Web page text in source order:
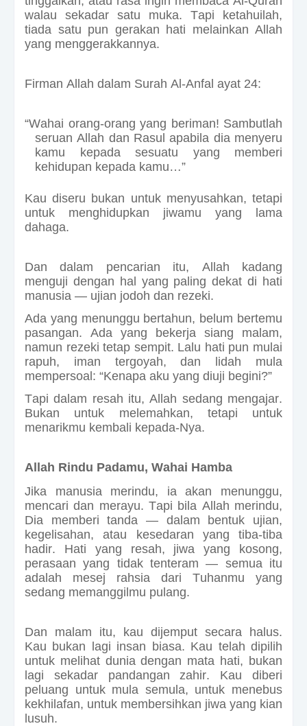
walau sekadar satu muka. Tapi ketahuilah,
tiada satu pun gerakan hati melainkan Allah
yang menggerakkannya.
Firman Allah dalam Surah Al-Anfal ayat 24:
“Wahai orang-orang yang beriman! Sambutlah
seruan Allah dan Rasul apabila dia menyeru
kamu kepada sesuatu yang memberi
kehidupan kepada kamu…”
Kau diseru bukan untuk menyusahkan, tetapi
untuk menghidupkan jiwamu yang lama
dahaga.
Dan dalam pencarian itu, Allah kadang
menguji dengan hal yang paling dekat di hati
manusia — ujian jodoh dan rezeki.
Ada yang menunggu bertahun, belum bertemu
pasangan. Ada yang bekerja siang malam,
namun rezeki tetap sempit. Lalu hati pun mulai
rapuh, iman tergoyah, dan lidah mula
mempersoal: “Kenapa aku yang diuji begini?”
Tapi dalam resah itu, Allah sedang mengajar.
Bukan untuk melemahkan, tetapi untuk
menarikmu kembali kepada-Nya.
Allah Rindu Padamu, Wahai Hamba
Jika manusia merindu, ia akan menunggu,
mencari dan merayu. Tapi bila Allah merindu,
Dia memberi tanda — dalam bentuk ujian,
kegelisahan, atau kesedaran yang tiba-tiba
hadir. Hati yang resah, jiwa yang kosong,
perasaan yang tidak tenteram — semua itu
adalah mesej rahsia dari Tuhanmu yang
sedang memanggilmu pulang.
Dan malam itu, kau dijemput secara halus.
Kau bukan lagi insan biasa. Kau telah dipilih
untuk melihat dunia dengan mata hati, bukan
lagi sekadar pandangan zahir. Kau diberi
peluang untuk mula semula, untuk menebus
kekhilafan, untuk membersihkan jiwa yang kian
lusuh.